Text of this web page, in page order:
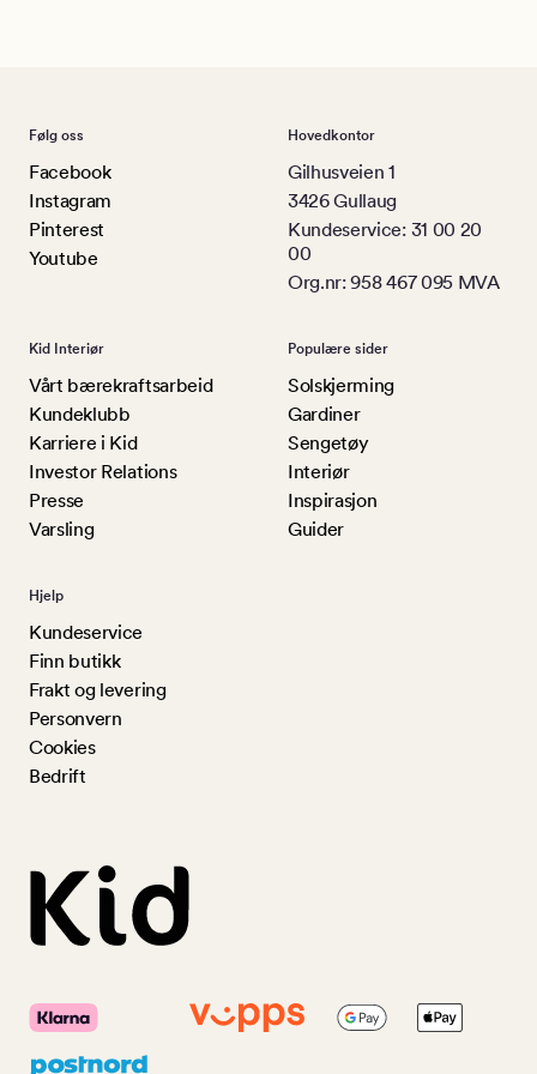
Følg oss
Facebook
Instagram
Pinterest
Youtube
Hovedkontor
Gilhusveien 1
3426 Gullaug
Kundeservice: 31 00 20
00
Org.nr: 958 467 095 MVA
Kid Interiør
Vårt bærekraftsarbeid
Kundeklubb
Karriere i Kid
Investor Relations
Presse
Varsling
Populære sider
Solskjerming
Gardiner
Sengetøy
Interiør
Inspirasjon
Guider
Hjelp
Kundeservice
Finn butikk
Frakt og levering
Personvern
Cookies
Bedrift